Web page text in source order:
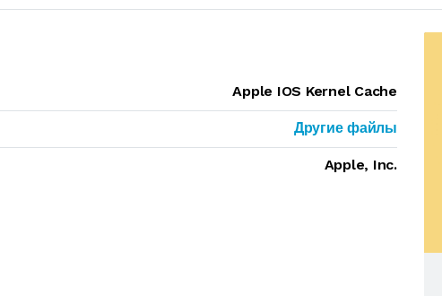
Apple IOS Kernel Cache
Другие файлы
Apple, Inc.